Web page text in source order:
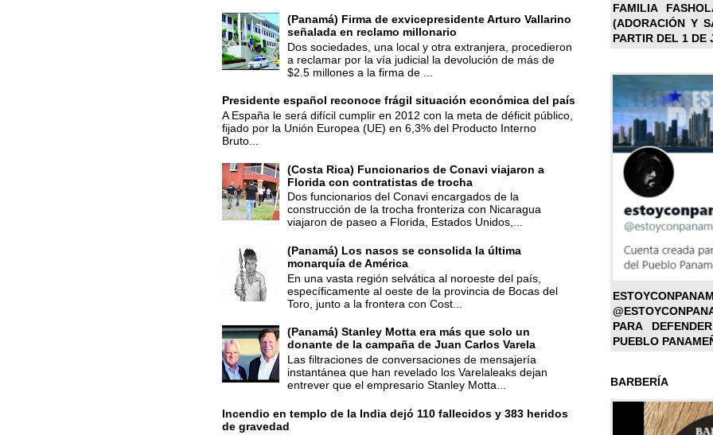
(Panamá) Firma de exvicepresidente Arturo Vallarino
señalada en reclamo millonario
Dos sociedades, una local y otra extranjera, procedieron
a reclamar por la vía judicial la devolución de más de
$2.5 millones a la firma de ...
Presidente español reconoce frágil situación económica del país
A España le será difícil cumplir en 2012 con la meta de déficit público,
fijado por la Unión Europea (UE) en 6,3% del Producto Interno
Bruto...
(Costa Rica) Funcionarios de Conavi viajaron a
Florida con contratistas de trocha
Dos funcionarios del Conavi encargados de la
construcción de la trocha fronteriza con Nicaragua
viajaron de paseo a Florida, Estados Unidos,...
(Panamá) Los nasos se consolida la última
monarquía de América
En una vasta región selvática al noroeste del país,
específicamente al oeste de la provincia de Bocas del
Toro, junto a la frontera con Cost...
(Panamá) Stanley Motta era más que solo un
donante de la campaña de Juan Carlos Varela
Las filtraciones de conversaciones de mensajería
instantánea que han revelado los Varelaleaks dejan
entrever que el empresario Stanley Motta...
Incendio en templo de la India dejó 110 fallecidos y 383 heridos
de gravedad
FAMILIA
(ADORACIÓN Y
PARTIR DEL 1 DE
PARA
PUEBLO
BARBERÍA